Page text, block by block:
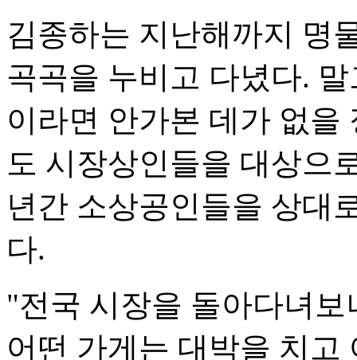
김종하는 지난해까지 명
곡곡을 누비고 다녔다.
이라면 안가본 데가 없을
도 시장상인들을 대상으
년간 소상공인들을 상대
다.
"전국 시장을 돌아다녀
어떤 가게는 대박을 치고